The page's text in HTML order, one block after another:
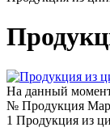
На данный
№ Продукция
1 Продукция из